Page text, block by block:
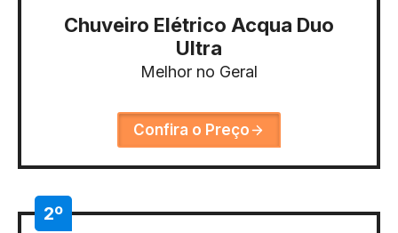
Chuveiro Elétrico Acqua Duo
Ultra
Melhor no Geral
Confira o Preço
2º